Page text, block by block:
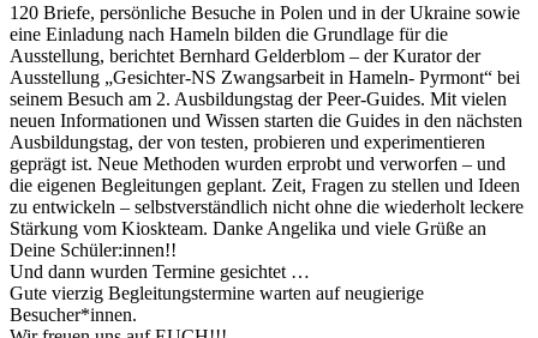
120 Briefe, persönliche Besuche in Polen und in der Ukraine sowie
eine Einladung nach Hameln bilden die Grundlage für die
Ausstellung, berichtet Bernhard Gelderblom – der Kurator der
Ausstellung „Gesichter-NS Zwangsarbeit in Hameln- Pyrmont“ bei
seinem Besuch am 2. Ausbildungstag der Peer-Guides. Mit vielen
neuen Informationen und Wissen starten die Guides in den nächsten
Ausbildungstag, der von testen, probieren und experimentieren
geprägt ist. Neue Methoden wurden erprobt und verworfen – und
die eigenen Begleitungen geplant. Zeit, Fragen zu stellen und Ideen
zu entwickeln – selbstverständlich nicht ohne die wiederholt leckere
Stärkung vom Kioskteam. Danke Angelika und viele Grüße an
Deine Schüler:innen!!
Und dann wurden Termine gesichtet …
Gute vierzig Begleitungstermine warten auf neugierige
Besucher*innen.